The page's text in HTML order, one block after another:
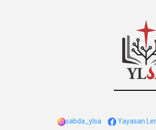
sabda_ylsa Yayasan